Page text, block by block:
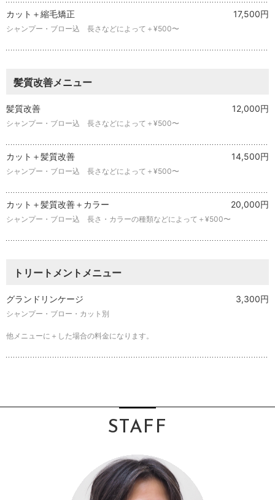
カット＋縮毛矯正 17,500円
シャンプー・ブロー込 長さなどによって＋¥500〜
髪質改善メニュー
髪質改善 12,000円
シャンプー・ブロー込 長さなどによって＋¥500〜
カット＋髪質改善 14,500円
シャンプー・ブロー込 長さなどによって＋¥500〜
カット＋髪質改善＋カラー 20,000円
シャンプー・ブロー込 長さ・カラーの種類などによって＋¥500〜
トリートメントメニュー
グランドリンケージ 3,300円
シャンプー・ブロー・カット別
他メニューに＋した場合の料金になります。
STAFF